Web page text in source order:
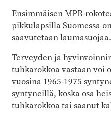
Ensimmäisen MPR-
pikkulapsilla Suomessa
saavutetaan laumasuojaa.
Terveyden ja
tuhkarokkoa vastaan voi
vuosina 1965-1975
syntyneillä, koska osa
tuhkarokkoa tai saanut